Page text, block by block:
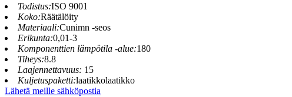
Todistus:ISO 9001
Koko:Räätälöity
Materiaali:Cunimn -seos
Erikunta:0,01-3
Komponenttien lämpötila -alue:180
Tiheys:8.8
Laajennettavuus: 15
Kuljetuspaketti:laatikkolaatikko
Lähetä meille sähköpostia